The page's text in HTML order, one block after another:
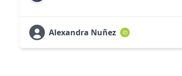
Alexandra Nuñez